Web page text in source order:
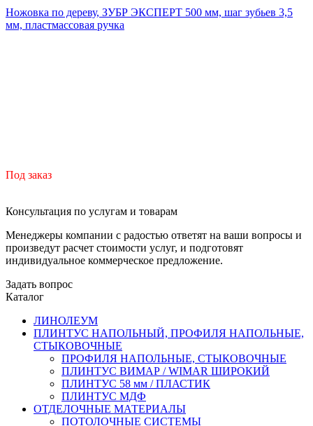
Ножовка по дереву, ЗУБР ЭКСПЕРТ 500 мм, шаг зубьев 3,5
мм, пластмассовая ручка
Под заказ
Консультация по услугам и товарам
Менеджеры компании с радостью ответят на ваши вопросы и
произведут расчет стоимости услуг, и подготовят
индивидуальное коммерческое предложение.
Задать вопрос
Каталог
ЛИНОЛЕУМ
ПЛИНТУС НАПОЛЬНЫЙ, ПРОФИЛЯ НАПОЛЬНЫЕ,
СТЫКОВОЧНЫЕ
ПРОФИЛЯ НАПОЛЬНЫЕ, СТЫКОВОЧНЫЕ
ПЛИНТУС ВИМАР / WIMAR ШИРОКИЙ
ПЛИНТУС 58 мм / ПЛАСТИК
ПЛИНТУС МДФ
ОТДЕЛОЧНЫЕ МАТЕРИАЛЫ
ПОТОЛОЧНЫЕ СИСТЕМЫ